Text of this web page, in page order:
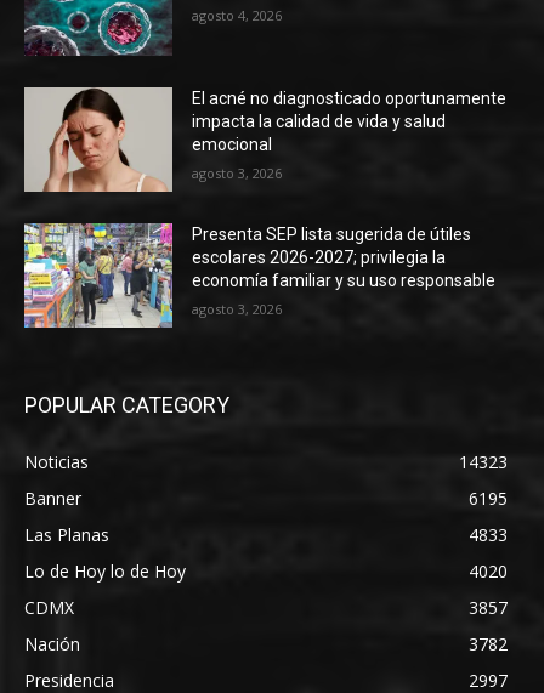
agosto 4, 2026
El acné no diagnosticado oportunamente
impacta la calidad de vida y salud
emocional
agosto 3, 2026
Presenta SEP lista sugerida de útiles
escolares 2026-2027; privilegia la
economía familiar y su uso responsable
agosto 3, 2026
POPULAR CATEGORY
Noticias
14323
Banner
6195
Las Planas
4833
Lo de Hoy lo de Hoy
4020
CDMX
3857
Nación
3782
Presidencia
2997